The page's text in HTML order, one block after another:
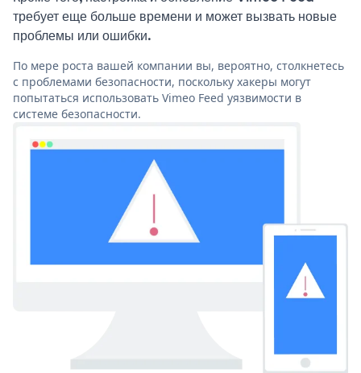
требует еще больше времени и может вызвать новые
проблемы или ошибки.
По мере роста вашей компании вы, вероятно, столкнетесь
с проблемами безопасности, поскольку хакеры могут
попытаться использовать Vimeo Feed уязвимости в
системе безопасности.